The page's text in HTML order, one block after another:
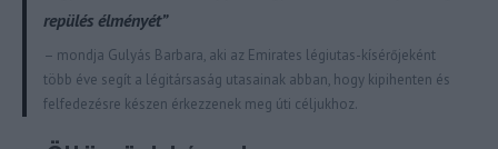
repülés élményét”
– mondja Gulyás Barbara, aki az Emirates légiutas-kísérőjeként
több éve segít a légitársaság utasainak abban, hogy kipihenten és
felfedezésre készen érkezzenek meg úti céljukhoz.